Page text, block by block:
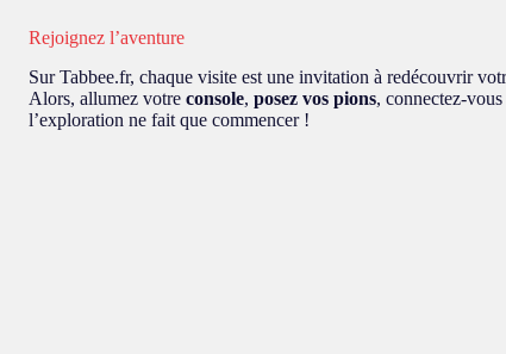
Rejoignez l’aventure
Sur Tabbee.fr, chaque visite est une invitation à redécouvrir
Alors, allumez votre console, posez vos pions, connectez-
l’exploration ne fait que commencer !